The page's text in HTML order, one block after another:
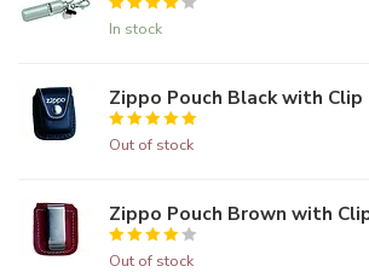
In stock
Zippo Pouch Black with Clip
Out of stock
Zippo Pouch Brown with
Out of stock